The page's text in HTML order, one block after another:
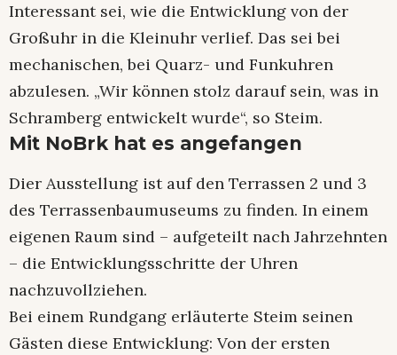
Interessant sei, wie die Entwicklung von der
Großuhr in die Kleinuhr verlief. Das sei bei
mechanischen, bei Quarz- und Funkuhren
abzulesen. „Wir können stolz darauf sein, was in
Schramberg entwickelt wurde“, so Steim.
Mit NoBrk hat es angefangen
Dier Ausstellung ist auf den Terrassen 2 und 3
des Terrassenbaumuseums zu finden. In einem
eigenen Raum sind – aufgeteilt nach Jahrzehnten
– die Entwicklungsschritte der Uhren
nachzuvollziehen.
Bei einem Rundgang erläuterte Steim seinen
Gästen diese Entwicklung: Von der ersten